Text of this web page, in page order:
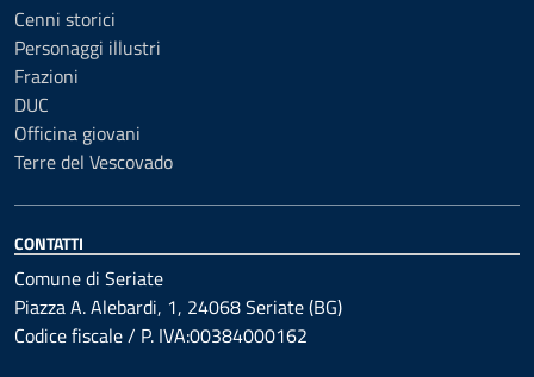
Cenni storici
Personaggi illustri
Frazioni
DUC
Officina giovani
Terre del Vescovado
CONTATTI
Comune di Seriate
Piazza A. Alebardi, 1, 24068 Seriate (BG)
Codice fiscale / P. IVA:00384000162